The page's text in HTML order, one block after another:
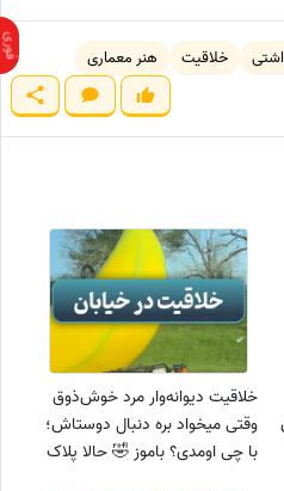
خلاقیت هنر معماری
خلاقیت دیوانه‌وار مرد خوش‌ذوق
وقتی میخواد بره دنبال دوستاش؛
با چی اومدی؟ باموز 🤣 حالا پلاک